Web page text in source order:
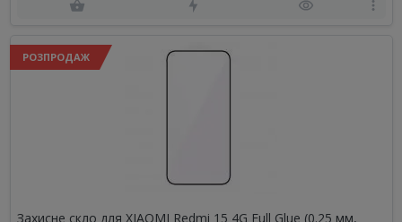
РОЗПРОДАЖ
Захисне скло для XIAOMI Redmi 15 4G Full Glue (0.25 мм,